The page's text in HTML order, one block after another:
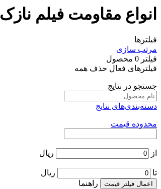
انواع مقاومت فیلم نازک
فیلترها
مرتب سازی
فیلتر 0 محصول
فیلترهای فعال حذف همه
جستجو در نتایج
دسته‌بندی‌های نتایج
محدوده قیمت
از ریال
تا ریال
اعمال فیلتر قیمت
راهنما